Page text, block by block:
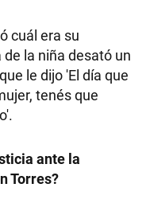
cuál era su
la niña desató un
le dijo 'El día que
tenés que
ante la
Torres?